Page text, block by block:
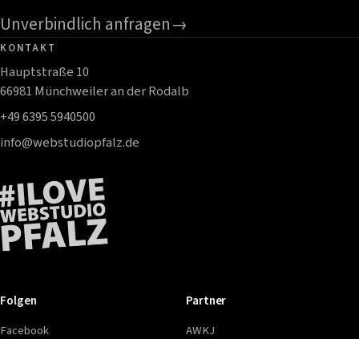
Unverbindlich anfragen→
KONTAKT
Hauptstraße 10
66981 Münchweiler an der Rodalb
+49 6395 5940500
info@webstudiopfalz.de
Folgen
Facebook
Partner
AWKJ